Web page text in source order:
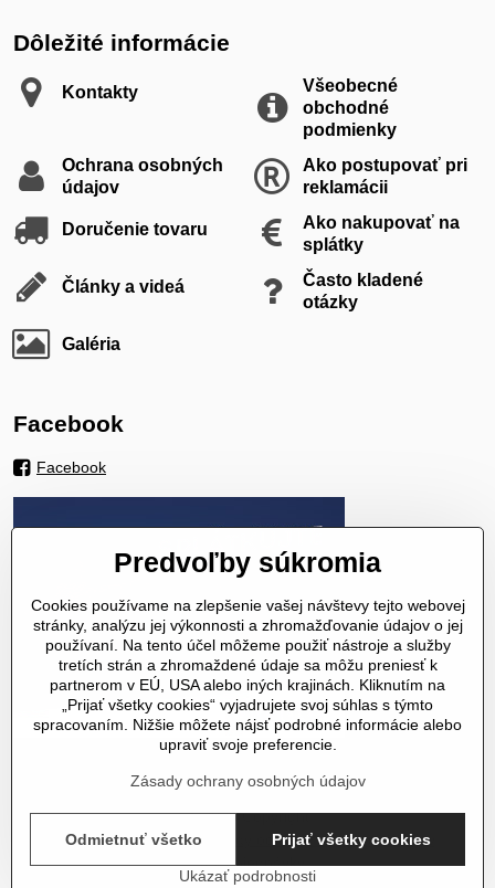
Dôležité informácie
Kontakty
Všeobecné
obchodné
podmienky
Ochrana osobných
údajov
Ako postupovať pri
reklamácii
Doručenie tovaru
Ako nakupovať na
splátky
Články a videá
Často kladené
otázky
Galéria
Facebook
Facebook
©2026Copyright
Predvoľby súkromiaZásady ochrany osobných údajov
Stav objednávky
Predvoľby súkromia
Cookies používame na zlepšenie vašej návštevy tejto webovej
stránky, analýzu jej výkonnosti a zhromažďovanie údajov o jej
používaní. Na tento účel môžeme použiť nástroje a služby
tretích strán a zhromaždené údaje sa môžu preniesť k
partnerom v EÚ, USA alebo iných krajinách. Kliknutím na
„Prijať všetky cookies“ vyjadrujete svoj súhlas s týmto
spracovaním. Nižšie môžete nájsť podrobné informácie alebo
upraviť svoje preferencie.
Zásady ochrany osobných údajov
Ukázať podrobnosti
Prijať všetky cookies
Odmietnuť všetko